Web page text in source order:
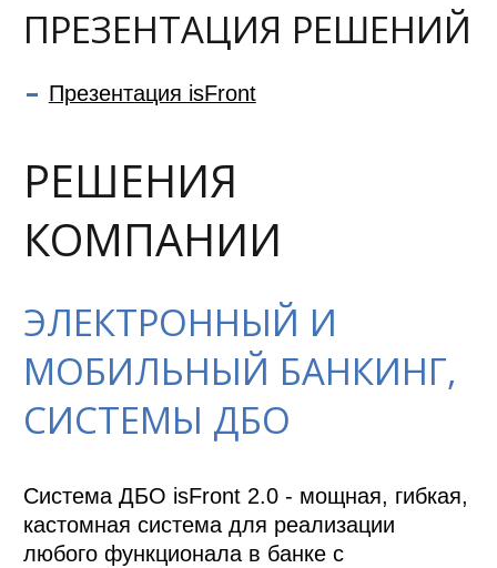
ПРЕЗЕНТАЦИЯ РЕШЕНИЙ
Презентация isFront
РЕШЕНИЯ
КОМПАНИИ
ЭЛЕКТРОННЫЙ И
МОБИЛЬНЫЙ БАНКИНГ,
СИСТЕМЫ ДБО
Система ДБО isFront 2.0 - мощная, гибкая,
кастомная система для реализации
любого функционала в банке с